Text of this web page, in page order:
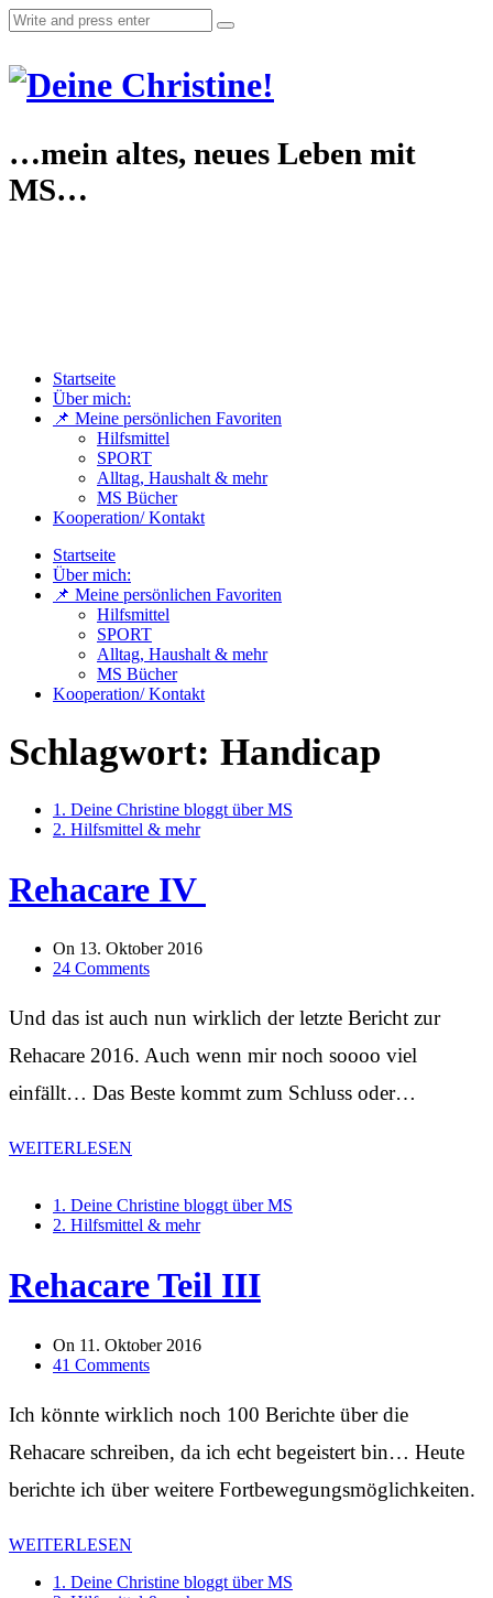
…mein altes, neues Leben mit
MS…
Startseite
Über mich:
📌 Meine persönlichen Favoriten
Hilfsmittel
SPORT
Alltag, Haushalt & mehr
MS Bücher
Kooperation/ Kontakt
Startseite
Über mich:
📌 Meine persönlichen Favoriten
Hilfsmittel
SPORT
Alltag, Haushalt & mehr
MS Bücher
Kooperation/ Kontakt
Schlagwort: Handicap
1. Deine Christine bloggt über MS
2. Hilfsmittel & mehr
Rehacare IV
On 13. Oktober 2016
24 Comments
Und das ist auch nun wirklich der letzte Bericht zur
Rehacare 2016. Auch wenn mir noch soooo viel
einfällt… Das Beste kommt zum Schluss oder…
WEITERLESEN
1. Deine Christine bloggt über MS
2. Hilfsmittel & mehr
Rehacare Teil III
On 11. Oktober 2016
41 Comments
Ich könnte wirklich noch 100 Berichte über die
Rehacare schreiben, da ich echt begeistert bin… Heute
berichte ich über weitere Fortbewegungsmöglichkeiten.
WEITERLESEN
1. Deine Christine bloggt über MS